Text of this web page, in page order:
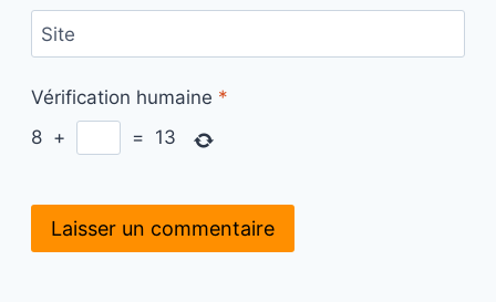
Site
Vérification humaine *
8 + = 13